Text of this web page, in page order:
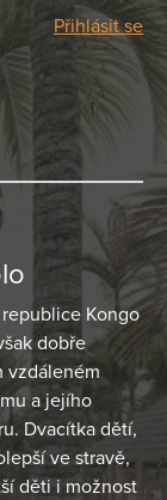
Přihlásit se
Kongo
dobře
vzdáleném
a jejího
Dvacítka dětí,
ve stravě,
děti i možnost